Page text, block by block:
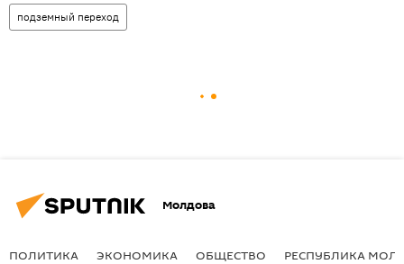
подземный переход
Молдова
ПОЛИТИКА ЭКОНОМИКА ОБЩЕСТВО РЕСПУБЛИКА